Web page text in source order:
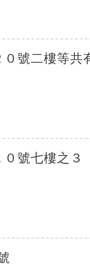
號二樓等共
號七樓之３